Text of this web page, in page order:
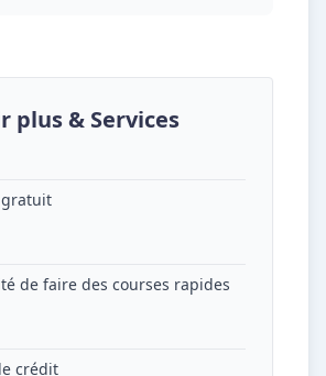
plus & Services
gratuit
de faire des courses rapides
crédit